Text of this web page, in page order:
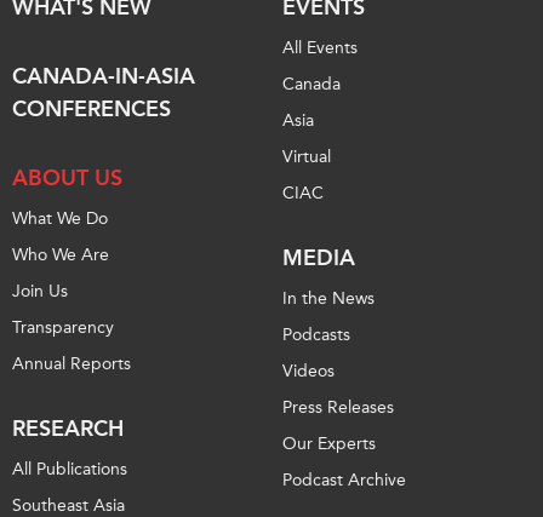
WHAT'S NEW
CANADA-IN-ASIA
CONFERENCES
ABOUT US
What We Do
Who We Are
Join Us
Transparency
Annual Reports
RESEARCH
All Publications
Southeast Asia
EVENTS
All Events
Canada
Asia
Virtual
CIAC
MEDIA
In the News
Podcasts
Videos
Press Releases
Our Experts
Podcast Archive